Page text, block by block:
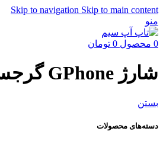
Skip to navigation Skip to main content
منو
0 محصول 0 تومان
شارژ GPhone گرجستان
بستن
دسته‌های محصولات